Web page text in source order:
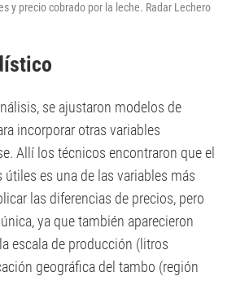
y precio cobrado por la leche. Radar Lechero
se ajustaron modelos de
incorporar otras variables
Allí los técnicos encontraron que el
es una de las variables más
las diferencias de precios, pero
ya que también aparecieron
escala de producción (litros
geográfica del tambo (región